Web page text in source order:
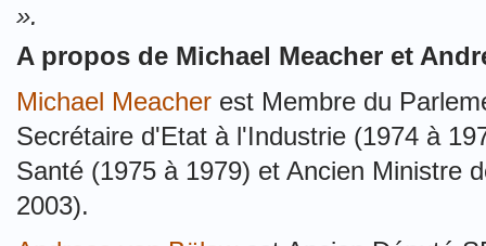
».
A propos de Michael Meacher et
Michael Meacher est Membre du
Secrétaire d'Etat à l'Industrie (1974 à
Santé (1975 à 1979) et Ancien Ministre
2003).